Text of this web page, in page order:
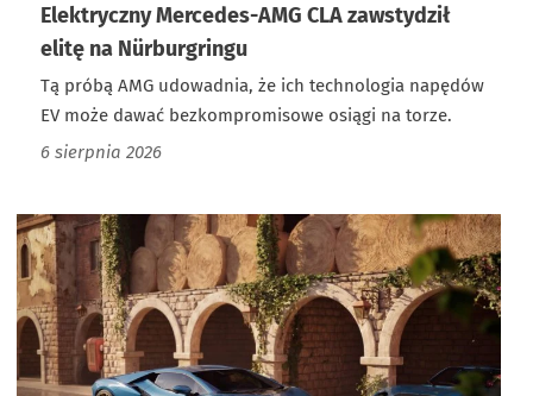
Elektryczny Mercedes-AMG CLA zawstydził
elitę na Nürburgringu
Tą próbą AMG udowadnia, że ich technologia napędów
EV może dawać bezkompromisowe osiągi na torze.
6 sierpnia 2026